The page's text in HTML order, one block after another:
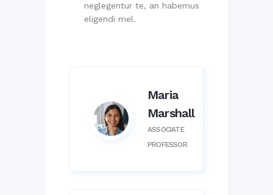
neglegentur te, an habemus
eligendi mel.
Maria
Marshall
ASSOCIATE
PROFESSOR